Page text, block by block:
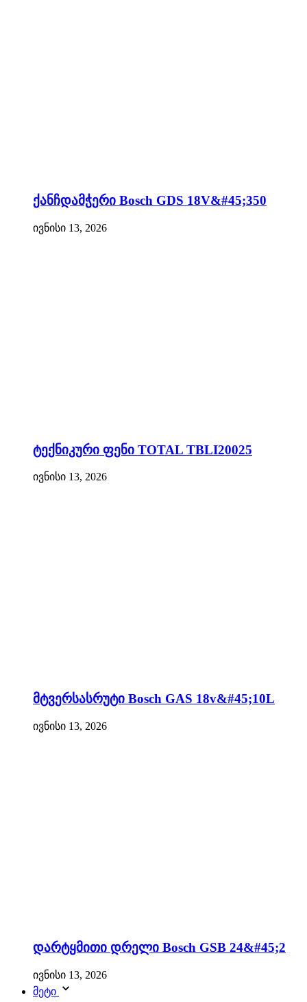
ქანჩდამჭერი Bosch GDS 18V&#45;350
ივნისი 13, 2026
ტექნიკური ფენი TOTAL TBLI20025
ივნისი 13, 2026
მტვერსასრუტი Bosch GAS 18v&#45;10L
ივნისი 13, 2026
დარტყმითი დრელი Bosch GSB 24&#45;2
ივნისი 13, 2026
მეტი